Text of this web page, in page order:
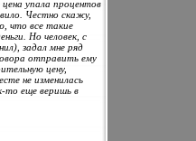
упала процентов
Честно скажу,
что все такие
Но человек, с
задал мне ряд
отправить ему
цену,
не изменилась
то еще веришь в